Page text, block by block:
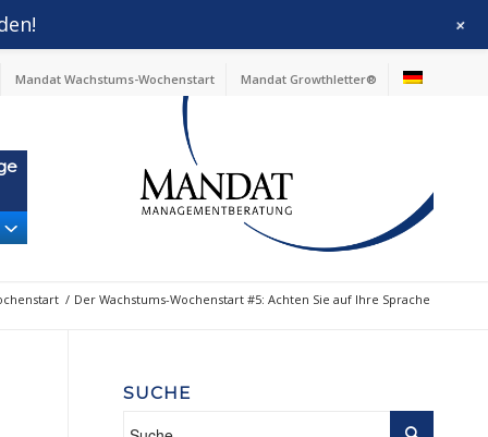
Mandat Wachstums-Wochenstart Mandat Growthletter®
/ Der Wachstums-Wochenstart #5: Achten Sie auf Ihre Sprache
SUCHE
+